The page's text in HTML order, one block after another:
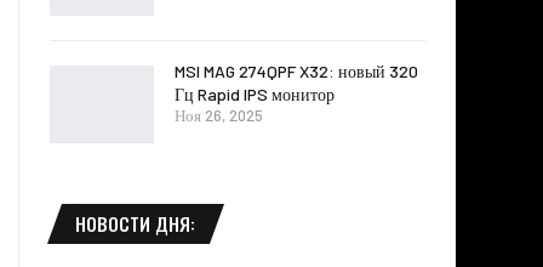
MSI MAG 274QPF X32: новый 320
Гц Rapid IPS монитор
Ноя 26, 2025
НОВОСТИ ДНЯ: